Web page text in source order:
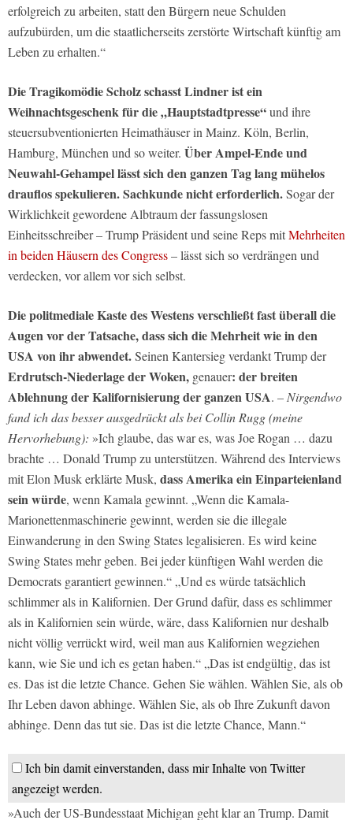
erfolgreich zu arbeiten, statt den Bürgern neue Schulden
aufzubürden, um die staatlicherseits zerstörte Wirtschaft künftig am
Leben zu erhalten.“
Die Tragikomödie Scholz schasst Lindner ist ein
Weihnachtsgeschenk für die „Hauptstadtpresse“und ihre
steuersubventionierten Heimathäuser in Mainz. Köln, Berlin,
Hamburg, München und so weiter. Über Ampel-Ende und
Neuwahl-Gehampel lässt sich den ganzen Tag lang mühelos
drauflos spekulieren. Sachkunde nicht erforderlich.Sogar der
Wirklichkeit gewordene Albtraum der fassungslosen
Einheitsschreiber – Trump Präsident und seine Reps mitMehrheiten
in beiden Häusern des Congress– lässt sich so verdrängen und
verdecken, vor allem vor sich selbst.
Die politmediale Kaste des Westens verschließt fast überall die
Augen vor der Tatsache, dass sich die Mehrheit wie in den
USA von ihr abwendet.Seinen Kantersieg verdankt Trump der
Erdrutsch-Niederlage der Woken, genauer: der breiten
Ablehnung der Kalifornisierung der ganzen USA. – Nirgendwo
fand ich das besser ausgedrückt als bei Collin Rugg (meine
Hervorhebung): »Ich glaube, das war es, was Joe Rogan … dazu
brachte … Donald Trump zu unterstützen. Während des Interviews
mit Elon Musk erklärte Musk, dass Amerika ein Einparteienland
sein würde, wenn Kamala gewinnt. „Wenn die Kamala-
Marionettenmaschinerie gewinnt, werden sie die illegale
Einwanderung in den Swing States legalisieren. Es wird keine
Swing States mehr geben. Bei jeder künftigen Wahl werden die
Democrats garantiert gewinnen.“ „Und es würde tatsächlich
schlimmer als in Kalifornien. Der Grund dafür, dass es schlimmer
als in Kalifornien sein würde, wäre, dass Kalifornien nur deshalb
nicht völlig verrückt wird, weil man aus Kalifornien wegziehen
kann, wie Sie und ich es getan haben.“ „Das ist endgültig, das ist
es. Das ist die letzte Chance. Gehen Sie wählen. Wählen Sie, als ob
Ihr Leben davon abhinge. Wählen Sie, als ob Ihre Zukunft davon
abhinge. Denn das tut sie. Das ist die letzte Chance, Mann.“
Ich bin damit einverstanden, dass mir Inhalte von Twitter
angezeigt werden.
»Auch der US-Bundesstaat Michigan geht klar an Trump. Damit